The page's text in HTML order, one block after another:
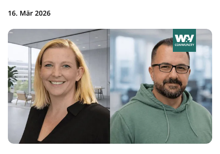
16. Mär 2026